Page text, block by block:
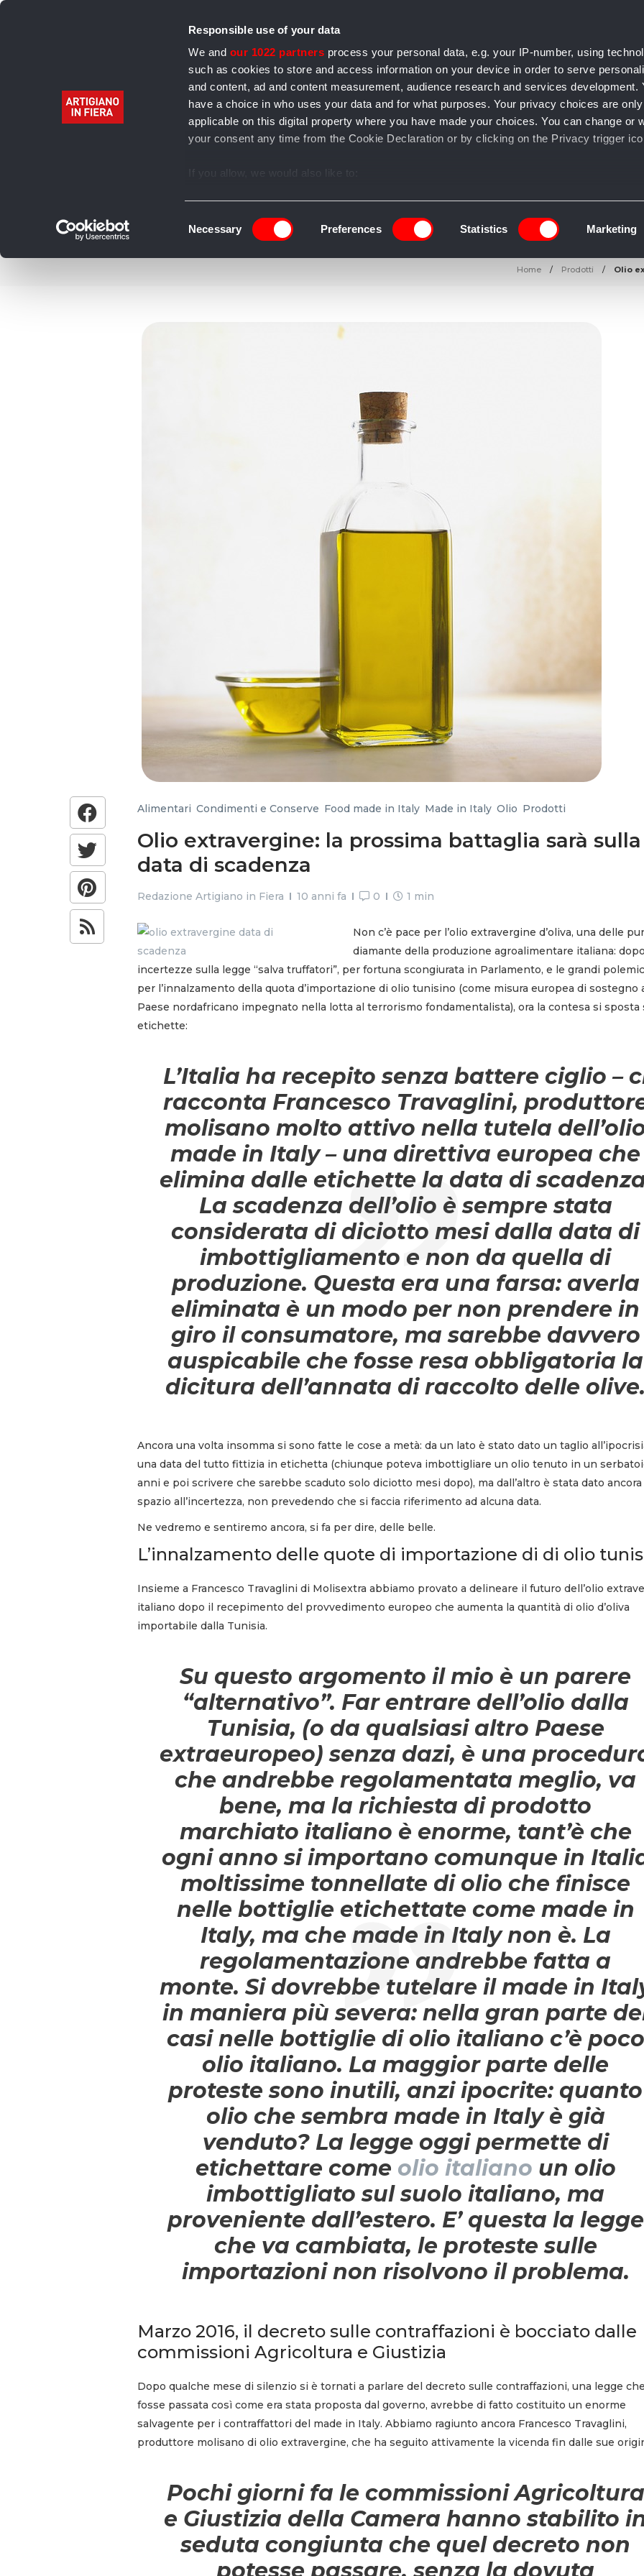
Responsible use of your data
We and our 1022 partners process your personal data, e.g. your IP-number, using
such as cookies to store and access information on your device in order to serve
and content, ad and content measurement, audience research and services development.
have a choice in who uses your data and for what purposes. Your privacy choices are only
applicable on this digital property where you have made your choices. You can change or
your consent any time from the Cookie Declaration or by clicking on the Privacy trigger
If you allow, we would also like to:
Identify your device by actively scanning it for specific characteristics
and analytics partners who may combine it with other information that you’ve provided to
Selection
Necessary Preferences Statistics Marketing
Home Alimentari Bevande Abbigliamento e accessori Casa e arredo Gioielli Salute e bellezza
Home Prodotti Olio
Alimentari Condimenti e Conserve Food made in Italy Made in Italy Olio Prodotti
Olio extravergine: la prossima battaglia sarà sulla
data di scadenza
Redazione Artigiano in Fiera 10 anni fa 0 1 min
Non c’è pace per l’olio extravergine d’oliva, una delle
diamante della produzione agroalimentare italiana:
incertezze sulla legge “salva truffatori”, per fortuna scongiurata in Parlamento, e le grandi
per l’innalzamento della quota d’importazione di olio tunisino (come misura europea di sostegno
Paese nordafricano impegnato nella lotta al terrorismo fondamentalista), ora la contesa si sposta
etichette:
L’Italia ha recepito senza battere ciglio –
racconta Francesco Travaglini,
molisano molto attivo nella tutela
made in Italy – una direttiva europea che
elimina dalle etichette la data di
La scadenza dell’olio è sempre stata
considerata di diciotto mesi dalla data di
imbottigliamento e non da quella di
produzione. Questa era una farsa: averla
eliminata è un modo per non prendere in
giro il consumatore, ma sarebbe davvero
auspicabile che fosse resa obbligatoria la
dicitura dell’annata di raccolto delle
Ancora una volta insomma si sono fatte le cose a metà: da un lato è stato dato un taglio
una data del tutto fittizia in etichetta (chiunque poteva imbottigliare un olio tenuto in un
anni e poi scrivere che sarebbe scaduto solo diciotto mesi dopo), ma dall’altro è stata dato
spazio all’incertezza, non prevedendo che si faccia riferimento ad alcuna data.
Ne vedremo e sentiremo ancora, si fa per dire, delle belle.
L’innalzamento delle quote di importazione di di olio
Insieme a Francesco Travaglini di Molisextra abbiamo provato a delineare il futuro dell’olio
italiano dopo il recepimento del provvedimento europeo che aumenta la quantità di olio d’oliva
importabile dalla Tunisia.
Su questo argomento il mio è un parere
“alternativo”. Far entrare dell’olio dalla
Tunisia, (o da qualsiasi altro Paese
extraeuropeo) senza dazi, è una
che andrebbe regolamentata meglio, va
bene, ma la richiesta di prodotto
marchiato italiano è enorme, tant’è che
ogni anno si importano comunque in
moltissime tonnellate di olio che finisce
nelle bottiglie etichettate come made in
Italy, ma che made in Italy non è. La
regolamentazione andrebbe fatta a
monte. Si dovrebbe tutelare il made in
in maniera più severa: nella gran parte
casi nelle bottiglie di olio italiano c’è poco
olio italiano. La maggior parte delle
proteste sono inutili, anzi ipocrite: quanto
olio chesembra made in Italy è già
venduto? La legge oggi permette di
etichettare come olio italiano un olio
imbottigliato sul suolo italiano, ma
proveniente dall’estero. E’ questa la legge
che va cambiata, le proteste sulle
importazioni non risolvono il problema.
Marzo 2016, il decreto sulle contraffazioni è bocciato dalle
commissioni Agricoltura e Giustizia
Dopo qualche mese di silenzio si è tornati a parlare del decreto sulle contraffazioni, una legge
fosse passata così come era stata proposta dal governo, avrebbe di fatto costituito un enorme
salvagente per i contraffattori del made in Italy. Abbiamo ragiunto ancora Francesco Travaglini,
produttore molisano di olio extravergine, che ha seguito attivamente la vicenda fin dalle sue
Pochi giorni fa le commissioni Agricoltura
e Giustizia della Camera hanno stabilito
seduta congiunta che quel decreto non
potesse passare, senza la dovuta